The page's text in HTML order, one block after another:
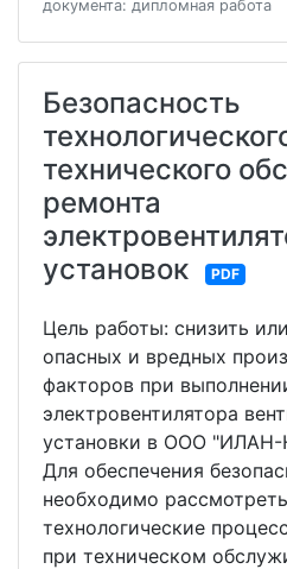
документа: дипломная работа
Безопасность
технического
ремонта
установок
PDF
Цель работы: снизить
опасных и вредных
факторов при
электровентилятора
установки в ООО "ИЛАН-
Для обеспечения
необходимо
технологические
при техническом